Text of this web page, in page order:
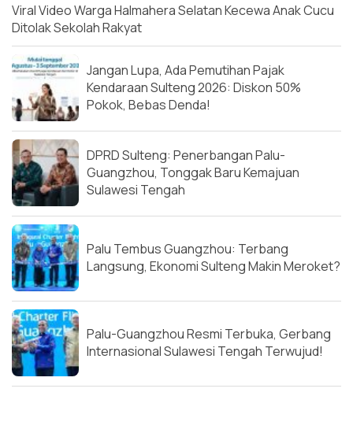
Viral Video Warga Halmahera Selatan Kecewa Anak Cucu
Ditolak Sekolah Rakyat
Jangan Lupa, Ada Pemutihan Pajak
Kendaraan Sulteng 2026: Diskon 50%
Pokok, Bebas Denda!
DPRD Sulteng: Penerbangan Palu-
Guangzhou, Tonggak Baru Kemajuan
Sulawesi Tengah
Palu Tembus Guangzhou: Terbang
Langsung, Ekonomi Sulteng Makin Meroket?
Palu-Guangzhou Resmi Terbuka, Gerbang
Internasional Sulawesi Tengah Terwujud!